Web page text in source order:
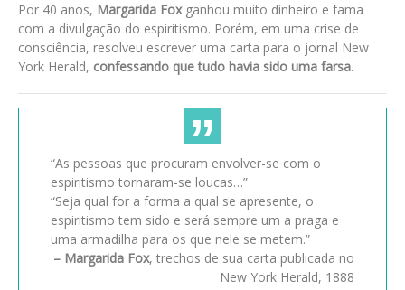
Por 40 anos, Margarida Foxganhou muito dinheiro e fama
com a divulgação do espiritismo. Porém, em uma crise de
consciência, resolveu escrever uma carta para o jornal New
York Herald, confessando que tudo havia sido uma farsa.
“As pessoas que procuram envolver-se com o
espiritismo tornaram-se loucas…”
“Seja qual for a forma a qual se apresente, o
espiritismo tem sido e será sempre um a praga e
uma armadilha para os que nele se metem.”
– Margarida Fox, trechos de sua carta publicada no
New York Herald, 1888